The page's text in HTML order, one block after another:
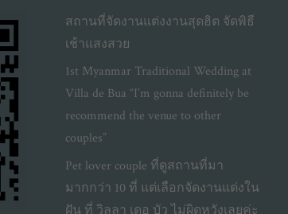
สถานที่จัดงานแต่งงานสุดฮิต จัดพิธี
เช้าแสงสวย
1st Myanmar Traditional Wedding at
Villa de Bua “I’m gonna definitely be
recommend the venue to other
couples”
Pet lover couple ที่ดูสถานที่มา
มากกว่า 10 ที่ แต่เลือกจัดงานแต่งใน
ฝัน ที่ วิลลา เดอ บัว ไม่ผิดหวังเลยค่ะ